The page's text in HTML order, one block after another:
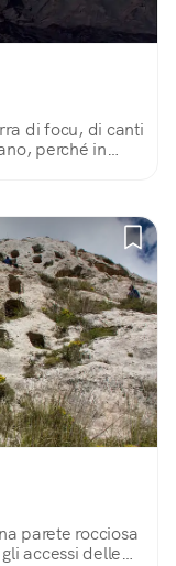
di focu, di canti
perché in
parete rocciosa
accessi delle